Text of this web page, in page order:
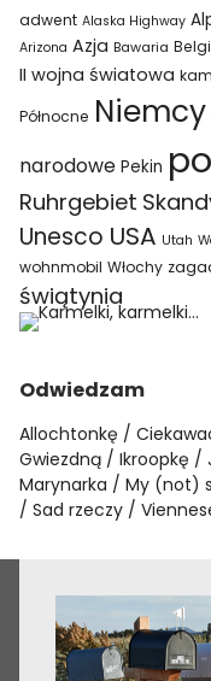
adwent Alaska Highway
Arizona Azja Bawaria
II wojna światowa
Północne Niemcy
narodowe Pekin
Ruhrgebiet
Unesco USA Utah
wohnmobil Włochy
świątynia
Odwiedzam
Allochtonkę
Gwiezdną
Ikroopkę
Marynarka
My (not)
Sad rzeczy